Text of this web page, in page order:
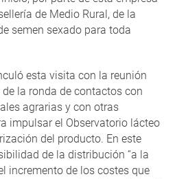
de Medio Rural, de la
semen sexado para toda
esta visita con la reunión
la ronda de contactos con
agrarias y con otras
impulsar el Observatorio lácteo
del producto. En este
de la distribución “a la
incremento de los costes que